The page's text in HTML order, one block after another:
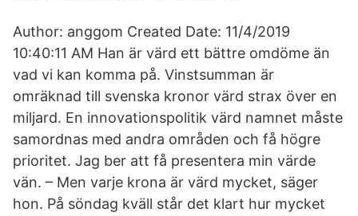
Author: anggom Created Date: 11/4/2019
10:40:11 AM Han är värd ett bättre omdöme än
vad vi kan komma på. Vinstsumman är
omräknad till svenska kronor värd strax över en
miljard. En innovationspolitik värd namnet måste
samordnas med andra områden och få högre
prioritet. Jag ber att få presentera min värde
vän. – Men varje krona är värd mycket, säger
hon. På söndag kväll står det klart hur mycket